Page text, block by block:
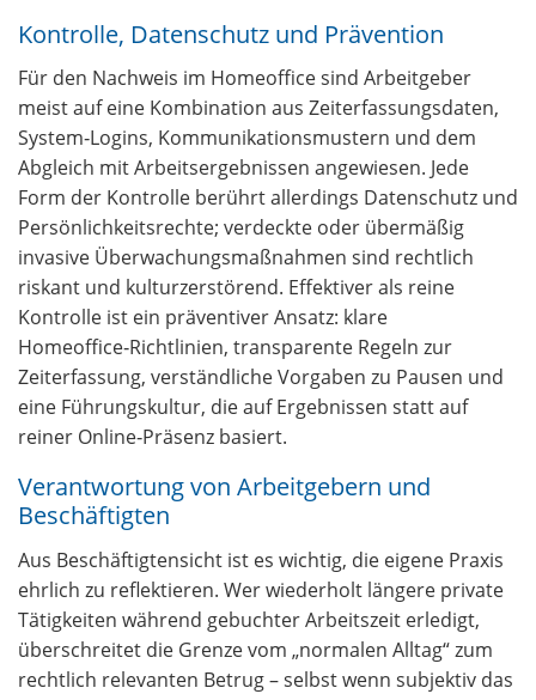
Kontrolle, Datenschutz und Prävention
Für den Nachweis im Homeoffice sind Arbeitgeber
meist auf eine Kombination aus Zeiterfassungsdaten,
System‑Logins, Kommunikationsmustern und dem
Abgleich mit Arbeitsergebnissen angewiesen. Jede
Form der Kontrolle berührt allerdings Datenschutz und
Persönlichkeitsrechte; verdeckte oder übermäßig
invasive Überwachungsmaßnahmen sind rechtlich
riskant und kulturzerstörend. Effektiver als reine
Kontrolle ist ein präventiver Ansatz: klare
Homeoffice‑Richtlinien, transparente Regeln zur
Zeiterfassung, verständliche Vorgaben zu Pausen und
eine Führungskultur, die auf Ergebnissen statt auf
reiner Online‑Präsenz basiert.
Verantwortung von Arbeitgebern und
Beschäftigten
Aus Beschäftigtensicht ist es wichtig, die eigene Praxis
ehrlich zu reflektieren. Wer wiederholt längere private
Tätigkeiten während gebuchter Arbeitszeit erledigt,
überschreitet die Grenze vom „normalen Alltag“ zum
rechtlich relevanten Betrug – selbst wenn subjektiv das